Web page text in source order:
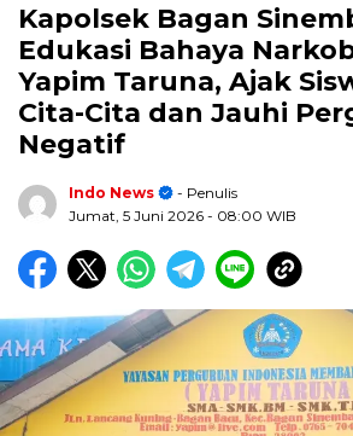
Kapolsek Bagan
Edukasi Bahaya
Yapim Taruna, Ajak
Cita-Cita dan Jauhi
Negatif
Indo News
- Penulis
Jumat, 5 Juni 2026 - 08:00 WIB